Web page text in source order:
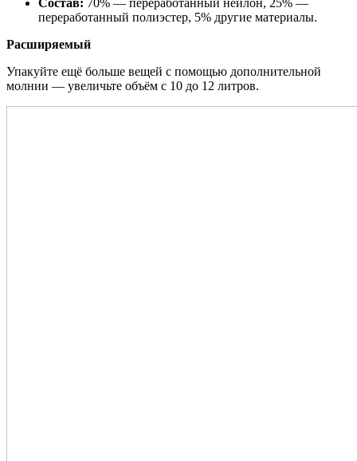
переработанный полиэстер, 5% другие материалы.
Расширяемый
Упакуйте ещё больше вещей с помощью дополнительной
молнии — увеличьте объём с 10 до 12 литров.